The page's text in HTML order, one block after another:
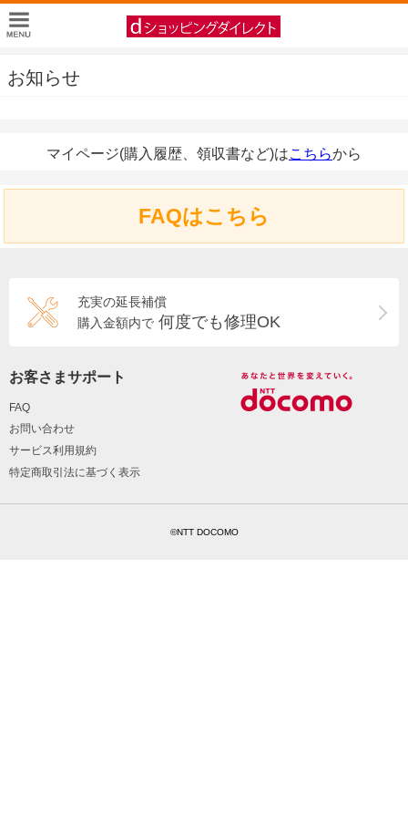
お知らせ
マイページ(購入履歴、領収書など)はこちらから
FAQはこちら
充実の延長補償
購入金額内で 何度でも修理OK
お客さまサポート
FAQ
お問い合わせ
サービス利用規約
特定商取引法に基づく表示
©NTT DOCOMO